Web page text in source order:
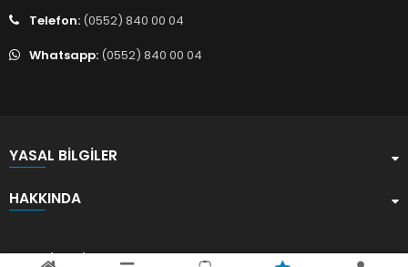
Telefon: (0552) 840 00 04
Whatsapp: (0552) 840 00 04
YASAL BILGILER
HAKKINDA
Sosyal Medya